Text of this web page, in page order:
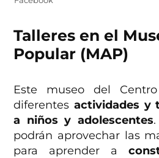
Talleres en el
Popular (MAP)
Este museo del
diferentes actividades y
a niños y adolescentes
podrán aprovechar las
para aprender a